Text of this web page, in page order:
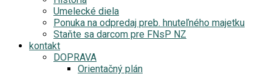
Umelecké diela
Ponuka na odpredaj preb. hnuteľného majetku
Staňte sa darcom pre FNsP NZ
kontakt
DOPRAVA
Orientačný plán